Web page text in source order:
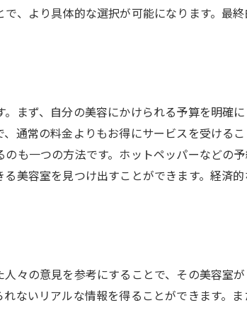
実績を確認する
東京都練馬区での賢いサロン探し
使い方
室を探す
室の選び方
コミの重要性
馬区高評価美容室の選び方
のサロン探し
するためのポイント
、より具体的な選択が可能になります。最
まず、自分の美容にかけられる予算を明確
通常の料金よりもお得にサービスを受ける
も一つの方法です。ホットペッパーなどの
美容室を見つけ出すことができます。経済
々の意見を参考にすることで、その美容室
ないリアルな情報を得ることができます。